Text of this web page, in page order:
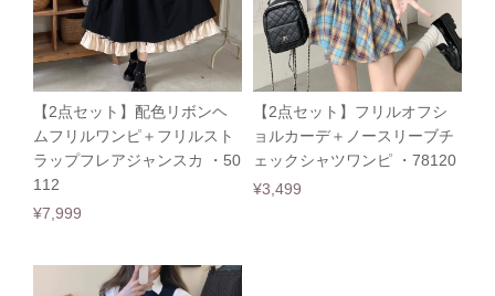
【2点セット】配色リボンヘ
ムフリルワンピ＋フリルスト
ラップフレアジャンスカ ・50
112
¥7,999
【2点セット】フリルオフシ
ョルカーデ＋ノースリーブチ
ェックシャツワンピ ・78120
¥3,499